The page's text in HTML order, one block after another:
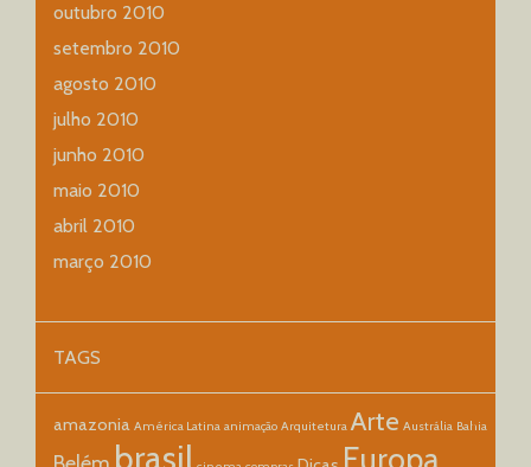
outubro 2010
setembro 2010
agosto 2010
julho 2010
junho 2010
maio 2010
abril 2010
março 2010
TAGS
amazonia América Latina animação Arquitetura Arte Austrália Bahia
brasil